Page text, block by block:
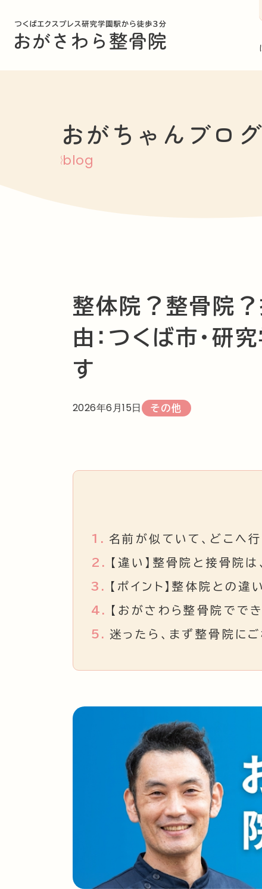
おがちゃんブログ
blog
整体院？整骨院
由：つくば市・研
す
2026年6月15日 その他
1. 名前が似ていて、どこへ
2. 【違い】整骨院と接骨院
3. 【ポイント】整体院との違
4. 【おがさわら整骨院でで
5. 迷ったら、まず整骨院に